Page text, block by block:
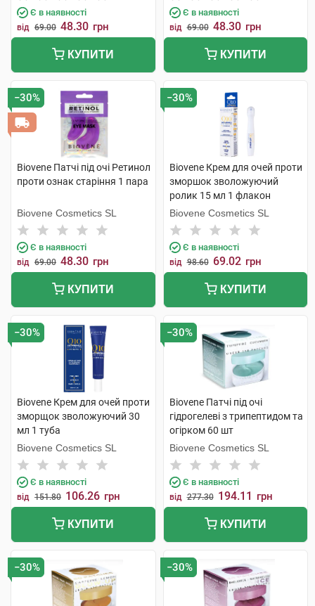
Є в наявності
від 69.00 48.30 грн
КУПИТИ
Є в наявності
від 69.00 48.30 грн
КУПИТИ
−30%
Biovene Патчі під очі Ретинол
проти ознак старіння 1 пара
Biovene Cosmetics SL
Є в наявності
від 69.00 48.30 грн
КУПИТИ
−30%
Biovene Крем для очей проти
зморшок зволожуючий
ролик 15 мл 1 флакон
Biovene Cosmetics SL
Є в наявності
від 98.60 69.02 грн
КУПИТИ
−30%
Biovene Крем для очей проти
зморщок зволожуючий 30
мл 1 туба
Biovene Cosmetics SL
Є в наявності
від 151.80 106.26 грн
КУПИТИ
−30%
Biovene Патчі під очі
гідрогелеві з трипептидом та
огірком 60 шт
Biovene Cosmetics SL
Є в наявності
від 277.30 194.11 грн
КУПИТИ
−30% −30%